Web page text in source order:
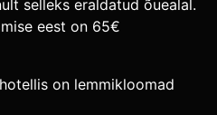
selleks eraldatud õuealal.
eest on 65€
on lemmikloomad